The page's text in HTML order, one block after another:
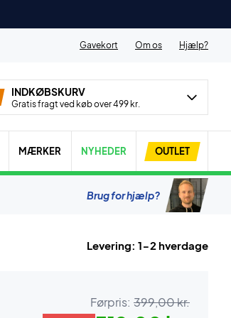
Gavekort Om os Hjælp?
INDKØBSKURV
Gratis fragt ved køb over 499 kr.
MÆRKER NYHEDER OUTLET
Brug for hjælp?
Levering: 1-2 hverdage
Førpris: 399,00 kr.